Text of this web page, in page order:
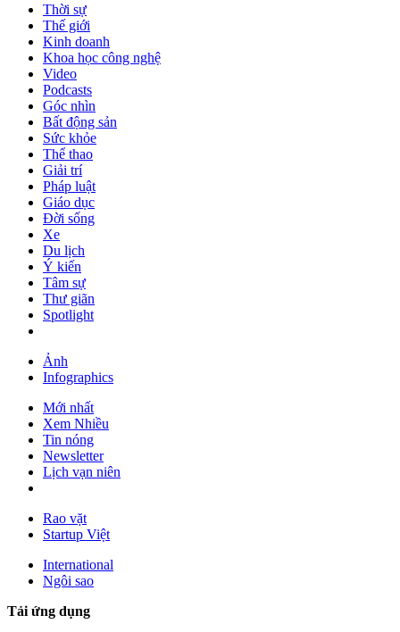
Thời sự
Thế giới
Kinh doanh
Khoa học công nghệ
Video
Podcasts
Góc nhìn
Bất động sản
Sức khỏe
Thể thao
Giải trí
Pháp luật
Giáo dục
Đời sống
Xe
Du lịch
Ý kiến
Tâm sự
Thư giãn
Spotlight
Ảnh
Infographics
Mới nhất
Xem Nhiều
Tin nóng
Newsletter
Lịch vạn niên
Rao vặt
Startup Việt
International
Ngôi sao
Tải ứng dụng